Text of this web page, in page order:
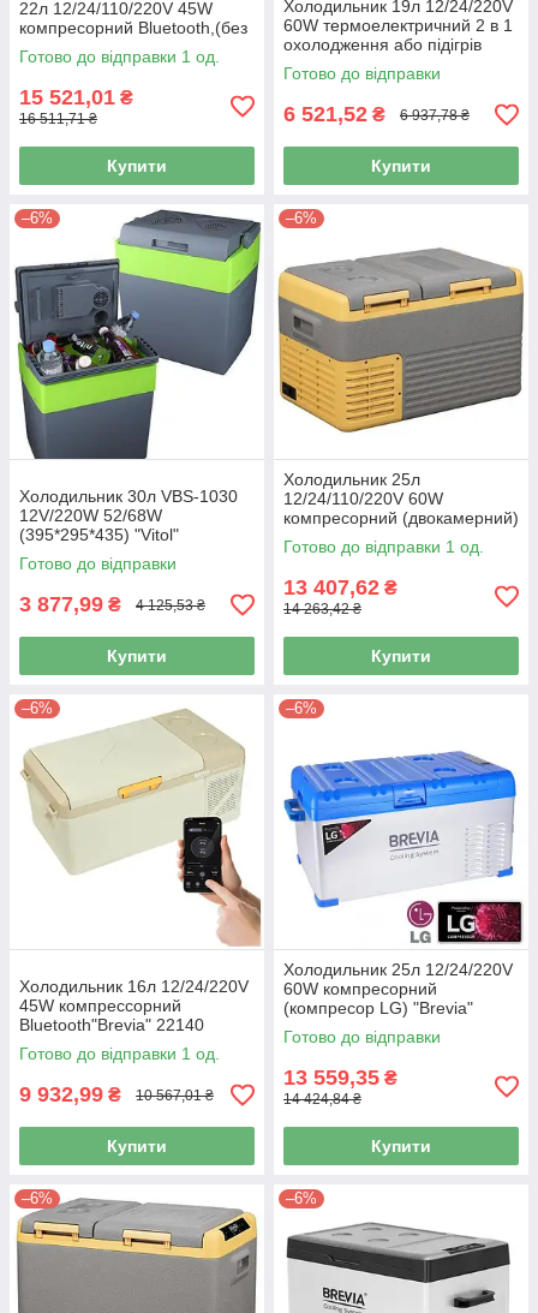
22л 12/24/110/220V 45W
компресорний Bluetooth,(без
АКБ) "Brevia" 22130
Готово до відправки 1 од.
15 521,01 ₴
16 511,71 ₴
Купити
Холодильник 19л 12/24/220V
60W термоелектричний 2 в 1
охолодження або підігрів
"Vitol" BL-219-19L
Готово до відправки
6 521,52 ₴ 6 937,78 ₴
Купити
–6%
Холодильник 30л VBS-1030
12V/220W 52/68W
(395*295*435) "Vitol"
Готово до відправки
3 877,99 ₴ 4 125,53 ₴
Купити
–6%
Холодильник 25л
12/24/110/220V 60W
компресорний (двокамерний)
"Brevia" 22540
Готово до відправки 1 од.
13 407,62 ₴
14 263,42 ₴
Купити
–6%
Холодильник 16л 12/24/220V
45W компрессорний
Bluetooth"Brevia" 22140
Готово до відправки 1 од.
9 932,99 ₴ 10 567,01 ₴
Купити
–6%
Холодильник 25л 12/24/220V
60W компресорний
(компресор LG) "Brevia"
22405
Готово до відправки
13 559,35 ₴
14 424,84 ₴
Купити
–6% –6%